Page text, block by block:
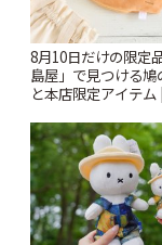
8月10日だけの限定
島屋」で見つける鳩
と本店限定アイテ